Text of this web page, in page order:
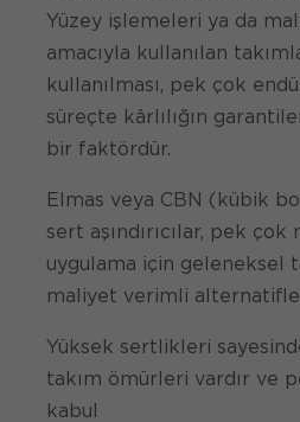
Yüzey işlemeleri ya da
amacıyla kullanılan
kullanılması, pek çok
süreçte kârlılığın
bir faktördür.
Elmas veya CBN (kübik
sert aşındırıcılar, pek çok
uygulama için geleneksel
maliyet verimli
Yüksek sertlikleri
takım ömürleri vardır ve
kabul